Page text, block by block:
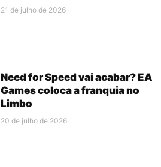
21 de julho de 2026
Need for Speed vai acabar? EA
Games coloca a franquia no
Limbo
20 de julho de 2026